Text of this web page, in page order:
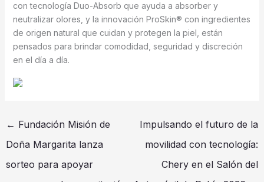
con tecnología Duo-Absorb que ayuda a absorber y
neutralizar olores, y la innovación ProSkin® con ingredientes
de origen natural que cuidan y protegen la piel, están
pensados para brindar comodidad, seguridad y discreción
en el día a día.
← Fundación Misión de
Doña Margarita lanza
sorteo para apoyar
Impulsando el futuro de la
movilidad con tecnología:
Chery en el Salón del